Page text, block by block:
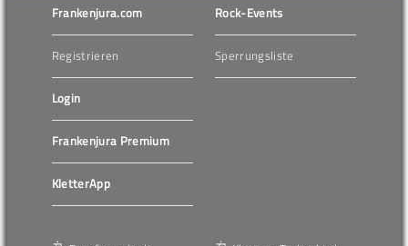
Frankenjura.com
Registrieren
Login
Frankenjura Premium
KletterApp
Rock-Events
Sperrungsliste